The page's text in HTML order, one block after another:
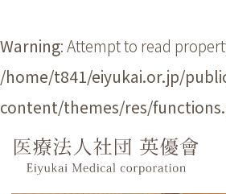
Warning: Attempt to read
/home/t841/eiyukai.or.jp/
content/themes/res/